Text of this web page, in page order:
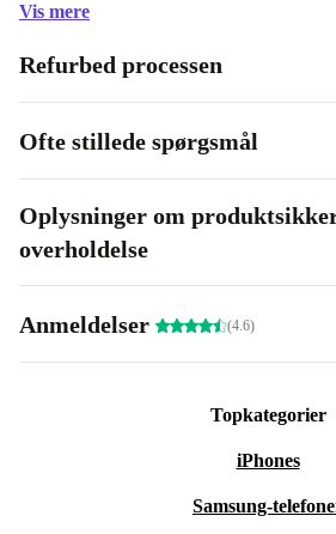
Vis mere
Refurbed processen
Ofte stillede spørgsmål
Oplysninger om
overholdelse
Anmeldelser (4.6)
Topkategorier
iPhones
Samsung-